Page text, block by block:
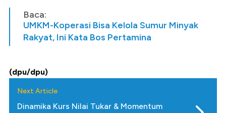
Baca:
UMKM-Koperasi Bisa Kelola Sumur Minyak
Rakyat, Ini Kata Bos Pertamina
(dpu/dpu)
Next Article
Dinamika Kurs Nilai Tukar & Momentum